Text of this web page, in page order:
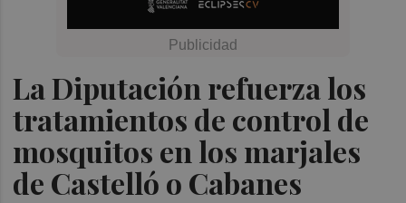
La Diputación refuerza los
tratamientos de control de
mosquitos en los marjales
de Castelló o Cabanes